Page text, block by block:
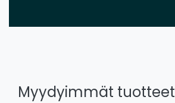
Myydyimmät tuotteet